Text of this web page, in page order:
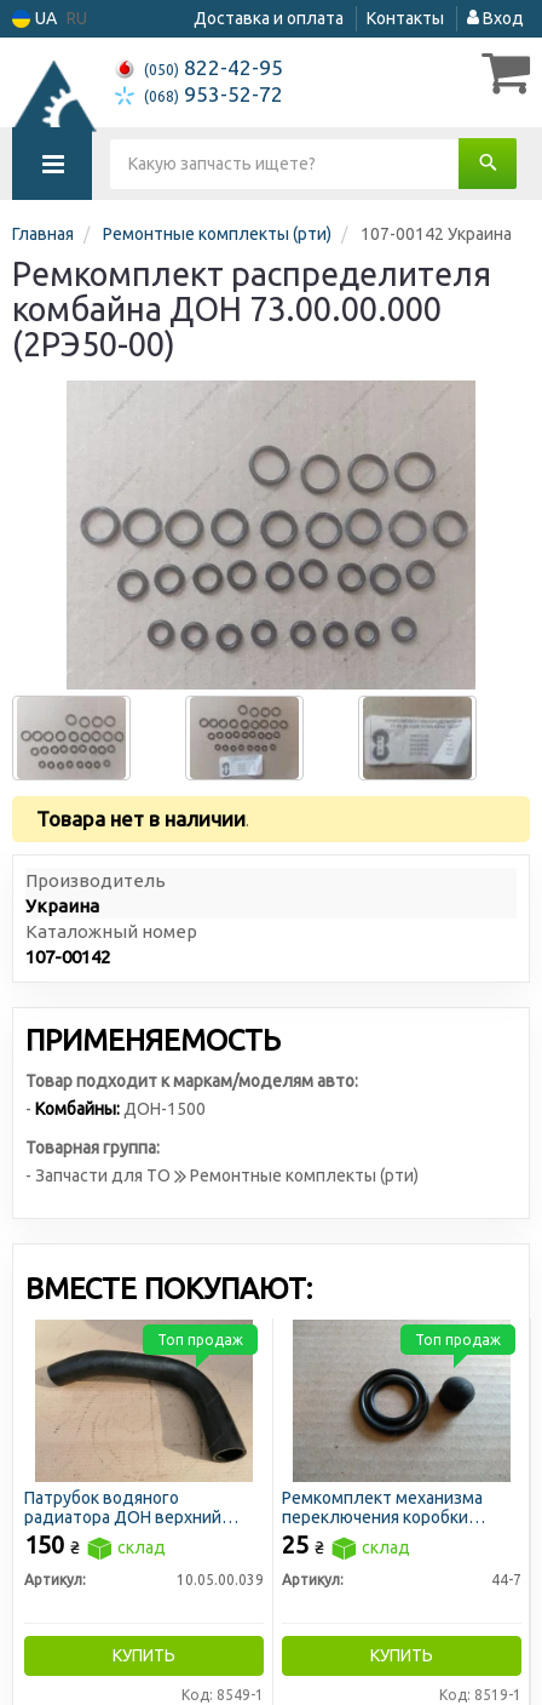
UA RU Доставка и оплата Контакты Вход
(050) 822-42-95
(068) 953-52-72
Главная Ремонтные комплекты (рти) 107-00142 Украина
Ремкомплект распределителя
комбайна ДОН 73.00.00.000
(2РЭ50-00)
Товара нет в наличии.
Производитель
Украина
Каталожный номер
107-00142
ПРИМЕНЯЕМОСТЬ
Товар подходит к маркам/моделям авто:
- Комбайны: ДОН-1500
Товарная группа:
- Запчасти для ТО
Ремонтные комплекты (рти)
ВМЕСТЕ ПОКУПАЮТ:
Патрубок водяного
радиатора ДОН верхний
правый D=40
150 ₴ склад
Артикул: 10.05.00.039
КУПИТЬ
Код: 8549-1
Топ продаж
Ремкомплект механизма
переключения коробки
диапазонов ДОН
25 ₴ склад
Артикул: 44-7
КУПИТЬ
Код: 8519-1
Топ продаж